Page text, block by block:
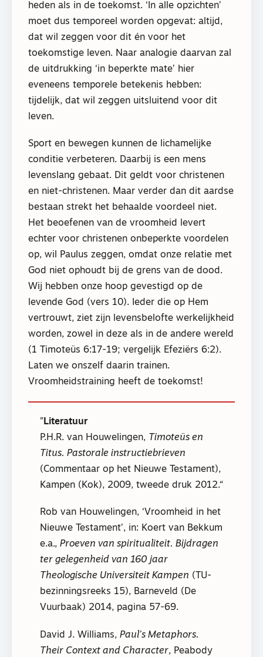
heden als in de toekomst. ‘In alle opzichten’
moet dus temporeel worden opgevat: altijd,
dat wil zeggen voor dit én voor het
toekomstige leven. Naar analogie daarvan zal
de uitdrukking ‘in beperkte mate’ hier
eveneens temporele betekenis hebben:
tijdelijk, dat wil zeggen uitsluitend voor dit
leven.
Sport en bewegen kunnen de lichamelijke
conditie verbeteren. Daarbij is een mens
levenslang gebaat. Dit geldt voor christenen
en niet-christenen. Maar verder dan dit aardse
bestaan strekt het behaalde voordeel niet.
Het beoefenen van de vroomheid levert
echter voor christenen onbeperkte voordelen
op, wil Paulus zeggen, omdat onze relatie met
God niet ophoudt bij de grens van de dood.
Wij hebben onze hoop gevestigd op de
levende God (vers 10). Ieder die op Hem
vertrouwt, ziet zijn levensbelofte werkelijkheid
worden, zowel in deze als in de andere wereld
(1 Timoteüs 6:17-19; vergelijk Efeziërs 6:2).
Laten we onszelf daarin trainen.
Vroomheidstraining heeft de toekomst!
Literatuur
P.H.R. van Houwelingen, Timoteüs en
Titus. Pastorale instructiebrieven
(Commentaar op het Nieuwe Testament),
Kampen (Kok), 2009, tweede druk 2012.
Rob van Houwelingen, ‘Vroomheid in het
Nieuwe Testament’, in: Koert van Bekkum
e.a., Proeven van spiritualiteit. Bijdragen
ter gelegenheid van 160 jaar
Theologische Universiteit Kampen (TU-
bezinningsreeks 15), Barneveld (De
Vuurbaak) 2014, pagina 57-69.
David J. Williams, Paul’s Metaphors.
Their Context and Character, Peabody